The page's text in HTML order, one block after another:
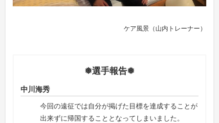
ケア風景（山内トレーナー）
❅選手報告❅
中川海秀
今回の遠征では自分が掲げた目標を達成することが
出来ずに帰国することとなってしまいました。